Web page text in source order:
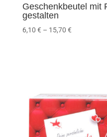
Geschenkbeutel mit
gestalten
6,10 € – 15,70 €